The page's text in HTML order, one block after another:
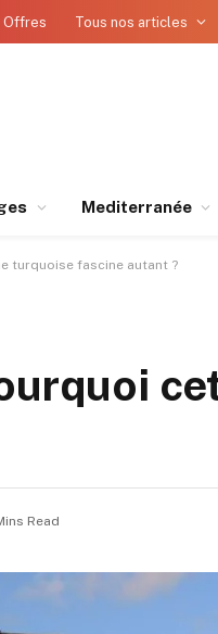
Offres Tous nos articles
Mediterranée
turquoise fascine autant ?
Read